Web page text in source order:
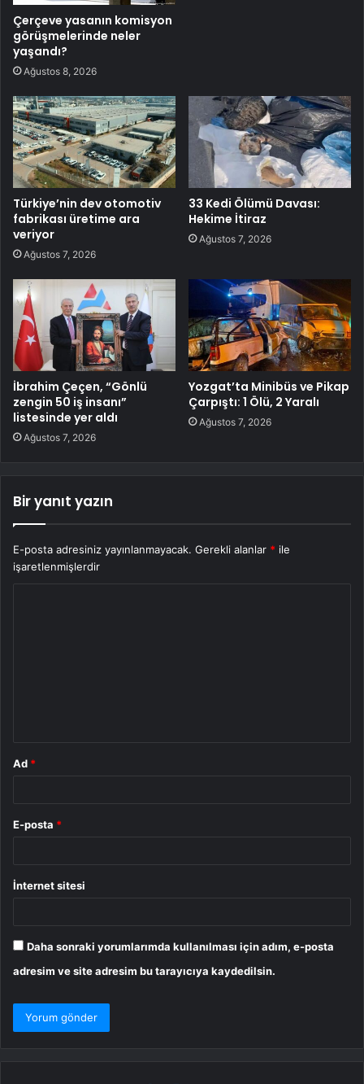
Çerçeve yasanın komisyon
görüşmelerinde neler
yaşandı?
Ağustos 8, 2026
Türkiye’nin dev otomotiv
fabrikası üretime ara
veriyor
Ağustos 7, 2026
33 Kedi Ölümü Davası:
Hekime İtiraz
Ağustos 7, 2026
İbrahim Çeçen, “Gönlü
zengin 50 iş insanı”
listesinde yer aldı
Ağustos 7, 2026
Yozgat’ta Minibüs ve Pikap
Çarpıştı: 1 Ölü, 2 Yaralı
Ağustos 7, 2026
Bir yanıt yazın
E-posta adresiniz yayınlanmayacak. Gerekli alanlar * ile
işaretlenmişlerdir
Ad *
E-posta *
İnternet sitesi
Daha sonraki yorumlarımda kullanılması için adım, e-posta
adresim ve site adresim bu tarayıcıya kaydedilsin.